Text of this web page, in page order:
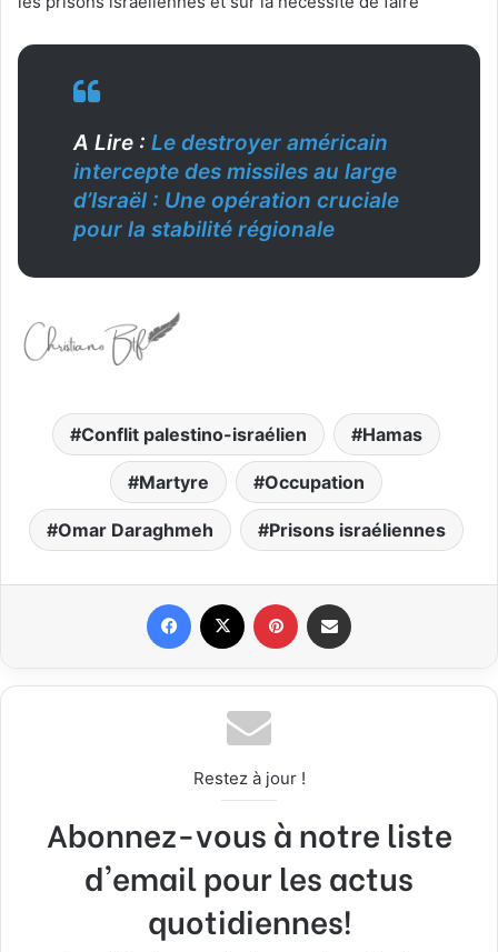
A Lire : Le destroyer américain
intercepte des missiles au large
d’Israël : Une opération cruciale
pour la stabilité régionale
Conflit palestino-israélien Hamas
Martyre Occupation
Omar Daraghmeh Prisons israéliennes
Restez à jour !
Abonnez-vous à notre liste
d'email pour les actus
quotidiennes!